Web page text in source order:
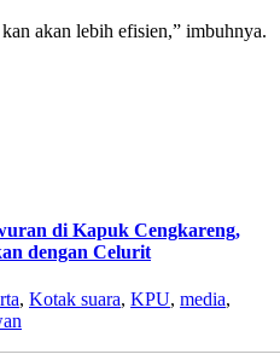
akan lebih efisien,” imbuhnya.
di Kapuk Cengkareng,
dengan Celurit
, Kotak suara, KPU, media,